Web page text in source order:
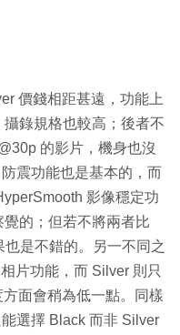
價錢相距甚遠，功能上
錄規格也較高；後者不
的影片，機身也沒
震功能也是基本的，而
影像穩定功
的；但若不將兩者比
是不錯的。另一不同之
片功能，而 Silver 則只
面會稍為低一點。同樣
選擇 Black 而非 Silver